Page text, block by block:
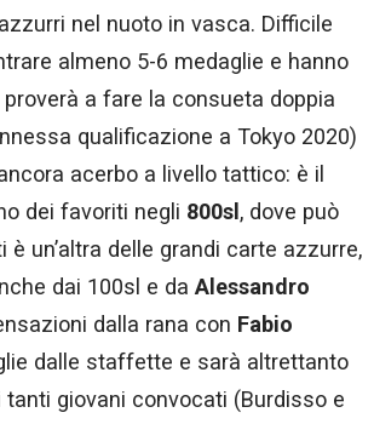
nel nuoto in vasca. Difficile
almeno 5-6 medaglie e hanno
proverà a fare la consueta doppia
qualificazione a Tokyo 2020)
acerbo a livello tattico: è il
dei favoriti negli 800sl , dove può
è un’altra delle grandi carte azzurre,
dai 100sl e da Alessandro
dalla rana con Fabio
dalle staffette e sarà altrettanto
giovani convocati (Burdisso e